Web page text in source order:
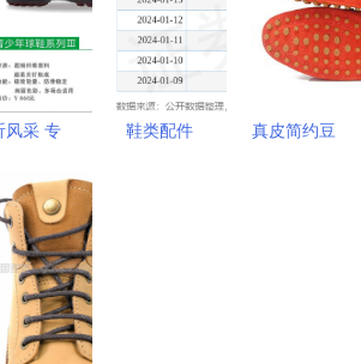
，巴黎双
开店，
新鞋
Tech鞋
望
计素材深度
解析
导向的创新
策略
风采 专
夫球鞋，
伴成长每
一步
鞋类配件
真皮简约豆